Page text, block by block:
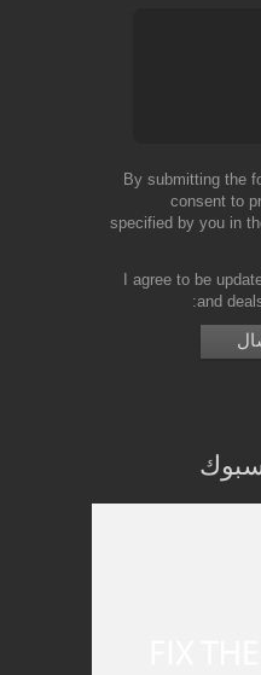
By submitting the
consent to
specified by you in
I agree to be
and